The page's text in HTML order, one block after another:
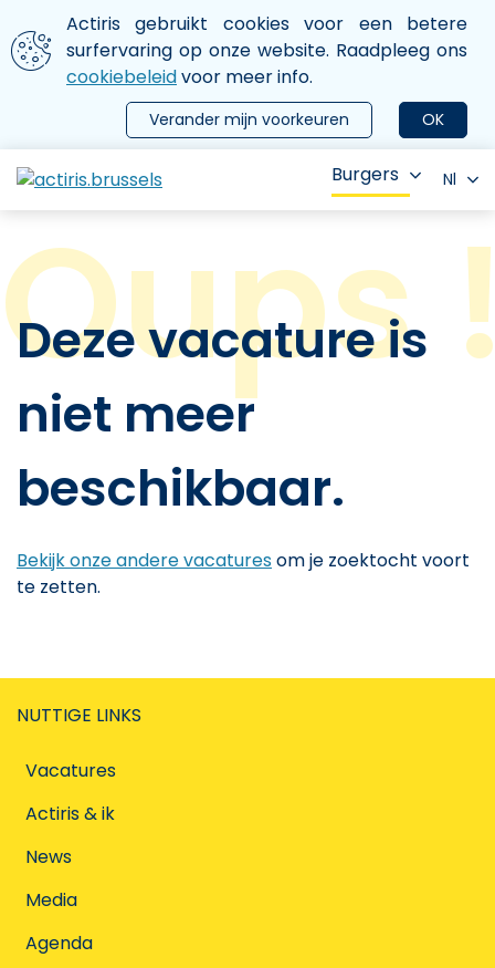
Aller au contenu principal
We gebruiken cookies
Actiris gebruikt cookies voor een betere
surfervaring op onze website. Raadpleeg ons
cookiebeleidvoor meer info.
OK
Verander mijn voorkeuren
le menu
Burgers Nl
Deze vacature is
niet meer
beschikbaar.
Bekijk onze andere vacaturesom je zoektocht voort
te zetten.
NUTTIGE LINKS
Vacatures
Actiris & ik
News
Media
Agenda